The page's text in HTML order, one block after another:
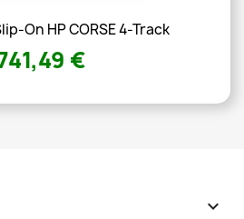
On HP CORSE 4-Track
€
